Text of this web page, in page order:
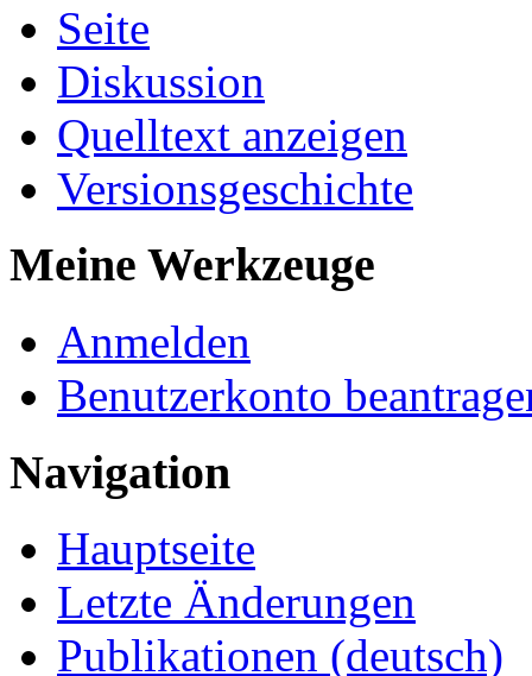
Seite
Diskussion
Quelltext anzeigen
Versionsgeschichte
Meine Werkzeuge
Anmelden
Benutzerkonto
Navigation
Hauptseite
Letzte Änderungen
Publikationen (deutsch)